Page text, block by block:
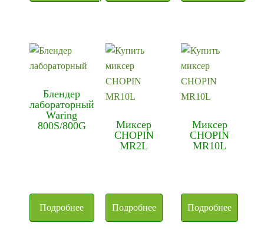
Блендер
лабораторный
Waring
800S/800G
Подробнее
Миксер
CHOPIN
MR2L
Подробнее
Миксер
CHOPIN
MR10L
Подробнее